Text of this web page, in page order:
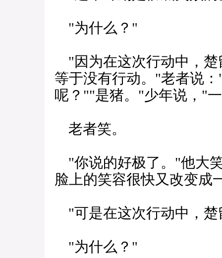
"为什么？"
"因为在这次行动中，楚
等于没有行动。"老者说
呢？""是猪。"少年说，"
老者笑。
"你说的好极了。"他大
脸上的笑容很快又改变成
"可是在这次行动中，楚
"为什么？"